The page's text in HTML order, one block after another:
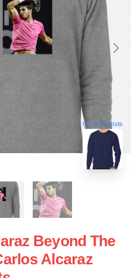
blank template
Beyond The
Alcaraz